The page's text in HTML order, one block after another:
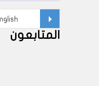
المتابعون